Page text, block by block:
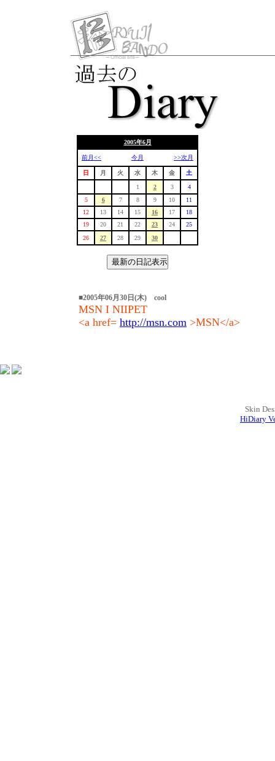
2005年6月
前月<< 今月 >>次月
日 月 火 水 木 金 土
1 2 3
4
5
6 7 8 9 10
11
12
13 14 15 16 17
18
19
20 21 22 23 24
25
26
27 28 29 30
■2005年06月30日(木) cool
MSN I NIIPET
<a href= http://msn.com >MSN</a>
Skin
HiDiary